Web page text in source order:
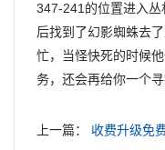
347-241的位置进入
后找到了幻影蜘蛛去
忙，当怪快死的时候
务，还会再给你一个
上一篇： 收费升级免